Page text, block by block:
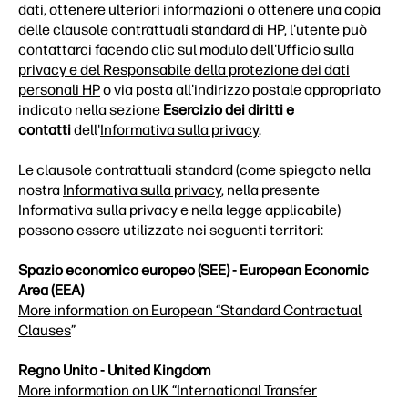
dati, ottenere ulteriori informazioni o ottenere una copia
delle clausole contrattuali standard di HP, l'utente può
contattarci facendo clic sul modulo dell'Ufficio sulla
privacy e del Responsabile della protezione dei dati
personali HPo via posta all'indirizzo postale appropriato
indicato nella sezione Esercizio dei diritti e
contattidell'Informativa sulla privacy.
Le clausole contrattuali standard (come spiegato nella
nostra Informativa sulla privacy, nella presente
Informativa sulla privacy e nella legge applicabile)
possono essere utilizzate nei seguenti territori:
Spazio economico europeo (SEE) - European Economic
Area (EEA)
More information on European “Standard Contractual
Clauses”
Regno Unito - United Kingdom
More information on UK “International Transfer